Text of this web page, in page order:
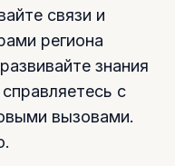
связи и
региона
знания
с
вызовами.